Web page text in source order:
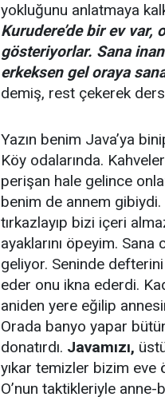
yokluğunu anlatmaya
Kurudere’de bir ev var,
gösteriyorlar. Sana
erkeksen gel oraya
demiş, rest çekerek
Yazın benim Java’ya
Köy odalarında.
perişan hale gelince
benim de annem gibiydi.
tırkazlayıp bizi içeri
ayaklarını öpeyim. Sana
geliyor. Seninde
eder onu ikna ederdi.
aniden yere eğilip
Orada banyo yapar
donatırdı. Javamızı,
yıkar temizler bizim eve
O’nun taktikleriyle anne-